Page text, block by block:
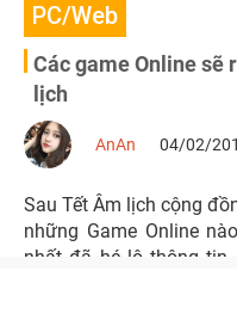
PC/Web
Các game Online sẽ
lịch
AnAn 04/02/
Sau Tết Âm lịch cộng
những Game Online
nhất đã hé lộ thông